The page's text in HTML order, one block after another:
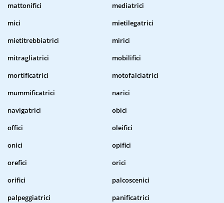
mattonifici
mediatrici
mici
mietilegatrici
mietitrebbiatrici
mirici
mitragliatrici
mobilifici
mortificatrici
motofalciatrici
mummificatrici
narici
navigatrici
obici
offici
oleifici
onici
opifici
orefici
orici
orifici
palcoscenici
palpeggiatrici
panificatrici